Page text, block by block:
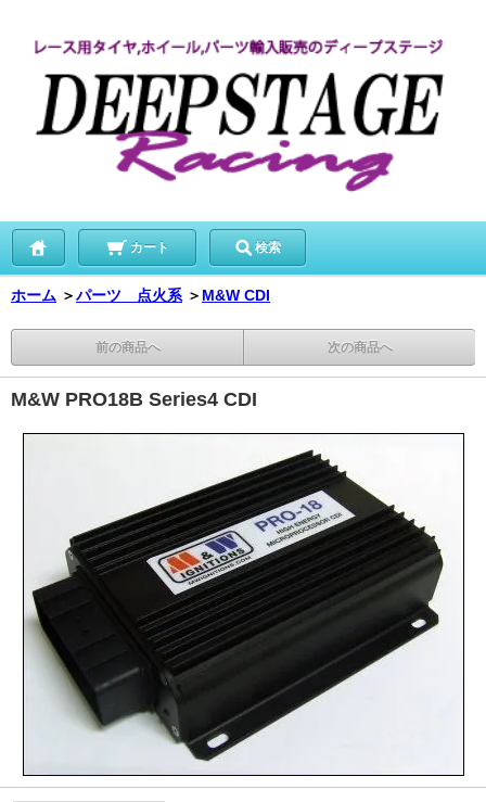
カート 検索
ホーム ＞パーツ 点火系 ＞ M&W CDI
前の商品へ 次の商品へ
M&W PRO18B Series4 CDI